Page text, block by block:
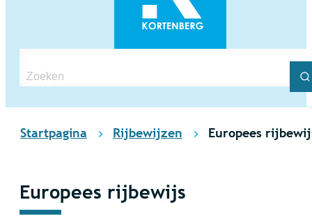
Waarmee kunnen we jou helpen?
Startpagina Rijbewijzen Europees
Europees rijbewijs